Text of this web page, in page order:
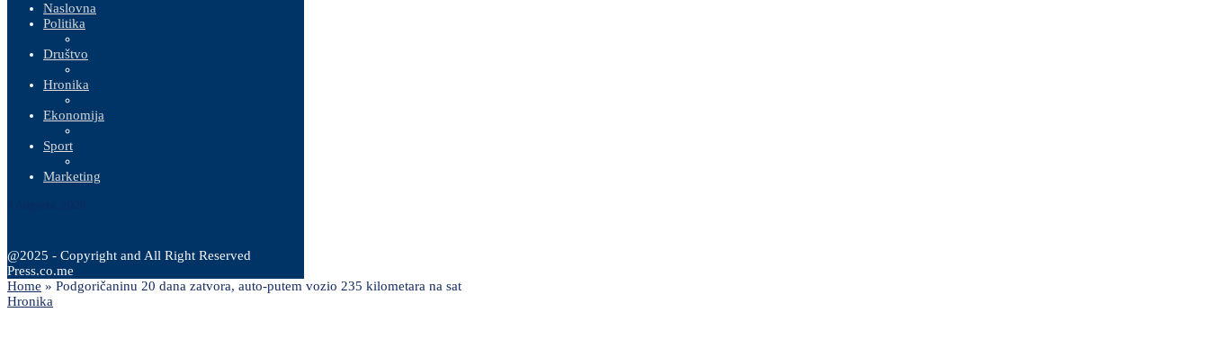
Naslovna
Politika
Društvo
Hronika
Ekonomija
Sport
Marketing
@2025 - Copyright and All Right Reserved
Press.co.me
Home » Podgoričaninu 20 dana zatvora, auto-putem vozio 235 kilometara na sat
Hronika